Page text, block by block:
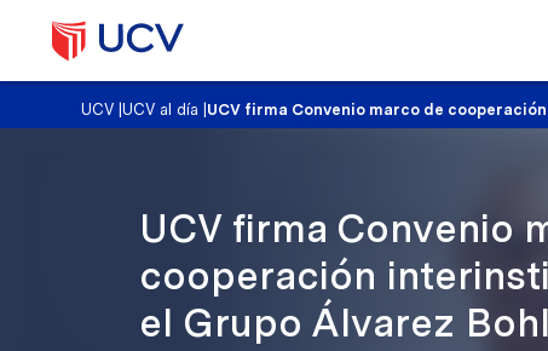
UCV |UCV al día UCV firma Convenio marco de
UCV firma Convenio
cooperación
el Grupo Álvarez Bohl